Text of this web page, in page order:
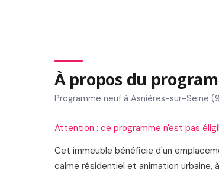
À propos du
Programme neuf à Asnières-sur-Seine
Attention : ce programme n'est pas
Cet immeuble bénéficie d'un
calme résidentiel et animation urbaine,